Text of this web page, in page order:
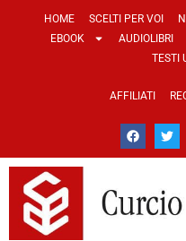
HOME SCELTI PER VOI
EBOOK
AUDIOLIBRI
TESTI
AFFILIATI